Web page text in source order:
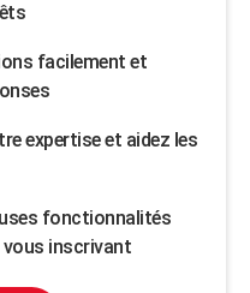
facilement et
expertise et aidez les
fonctionnalités
vous inscrivant